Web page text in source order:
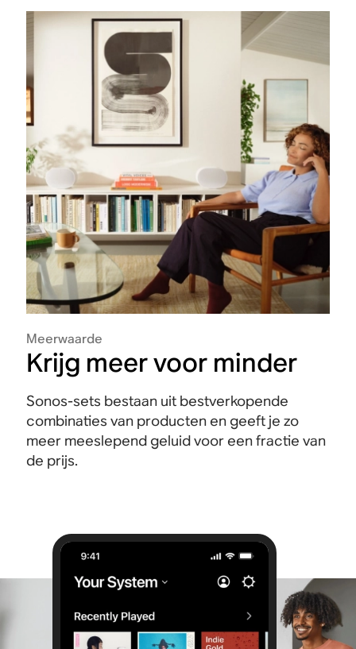
Meerwaarde
Krijg meer voor minder
Sonos-sets bestaan uit bestverkopende
combinaties van producten en geeft je zo
meer meeslepend geluid voor een fractie van
de prijs.